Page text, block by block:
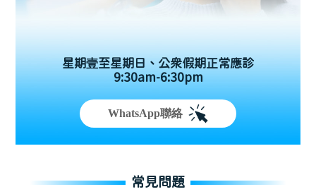
星期壹至星期日、公眾假期正常應診
9:30am-6:30pm
WhatsApp聯絡
常見問題